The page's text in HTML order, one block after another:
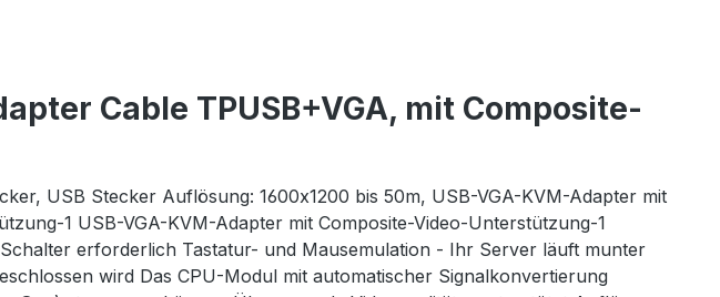
Cable TPUSB+VGA, mit Composite-
USB Stecker Auflösung: 1600x1200 bis 50m, USB-VGA-KVM-Adapter mit
1 USB-VGA-KVM-Adapter mit Composite-Video-Unterstützung-1
erforderlich Tastatur- und Mausemulation - Ihr Server läuft munter
wird Das CPU-Modul mit automatischer Signalkonvertierung